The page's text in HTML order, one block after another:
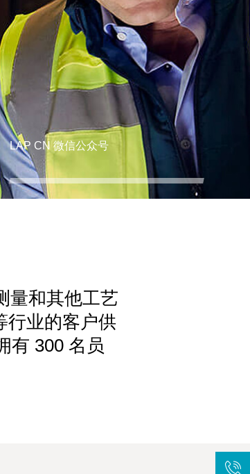
LAP CN 微信公众号
量和其他工艺
行业的客户供
有 300 名员